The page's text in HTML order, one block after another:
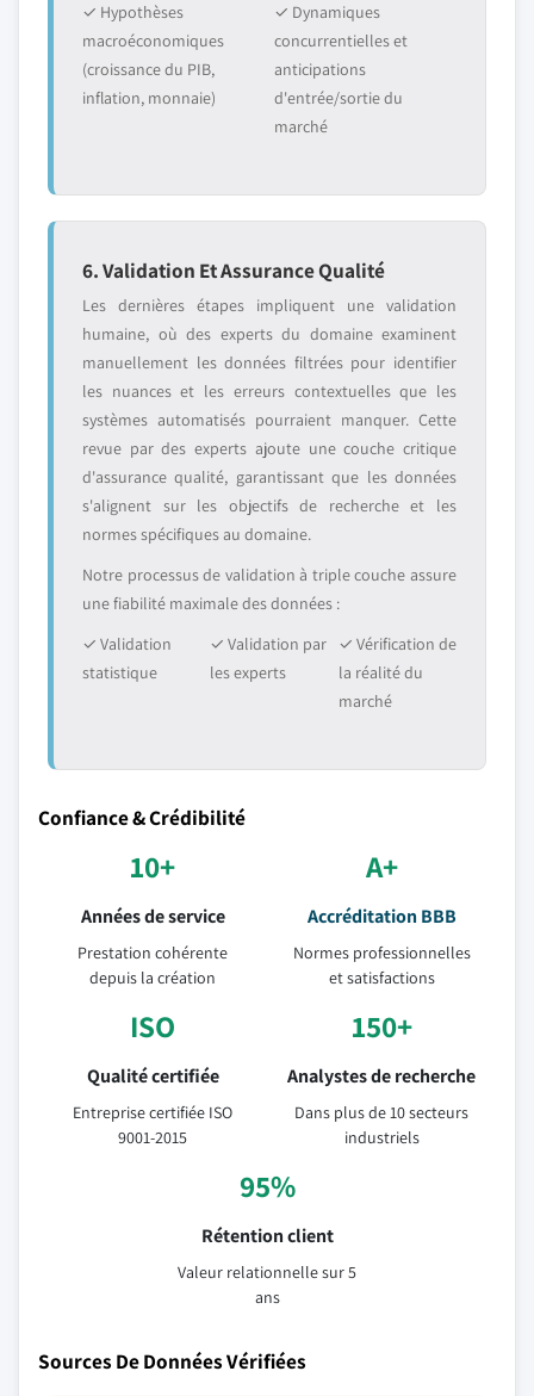
✓ Hypothèses
macroéconomiques
(croissance du PIB,
inflation, monnaie)
✓ Dynamiques
concurrentielles et
anticipations
d'entrée/sortie du
marché
6. Validation Et Assurance Qualité
Les dernières étapes impliquent une validation
humaine, où des experts du domaine examinent
manuellement les données filtrées pour identifier
les nuances et les erreurs contextuelles que les
systèmes automatisés pourraient manquer. Cette
revue par des experts ajoute une couche critique
d'assurance qualité, garantissant que les données
s'alignent sur les objectifs de recherche et les
normes spécifiques au domaine.
Notre processus de validation à triple couche assure
une fiabilité maximale des données :
✓ Validation
statistique
✓ Validation par
les experts
✓ Vérification de
la réalité du
marché
Confiance & Crédibilité
10+
Années de service
Prestation cohérente
depuis la création
A+
Accréditation BBB
Normes professionnelles
et satisfactions
ISO
Qualité certifiée
Entreprise certifiée ISO
9001-2015
150+
Analystes de recherche
Dans plus de 10 secteurs
industriels
95%
Rétention client
Valeur relationnelle sur 5
ans
Sources De Données Vérifiées